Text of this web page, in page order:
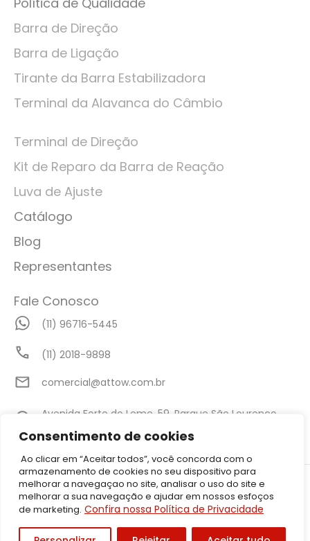
Consentimento de cookies
Ao clicar em “Aceitar todos”, você concorda com o
armazenamento de cookies no seu dispositivo para
melhorar a navegaçao no site, analisar o uso do site e
melhorar a sua navegação e ajudar em nossos esfoços
de marketing. Confira nossa Política de Privacidade
Barra de Direção
Barra de Ligação
Tirante da Barra Estabilizadora
Terminal da Alavanca do Câmbio
Terminal de Direção
Kit de Reparo da Barra de Reação
Luva de Ajuste
Catálogo
Blog
Representantes
Fale Conosco
(11) 96716-5445
(11) 2018-9898
comercial@attow.com.br
Avenida Forte do Leme, 59, Parque São Lourenço,
©2026 Attow – Todos Direitos Reservados | Avenida Forte do Leme,
59, Parque São Lourenço, São Paulo – SP CEP: 08340-010 | CNPJ:
05.001.206/0001-50
Política de Privacidade